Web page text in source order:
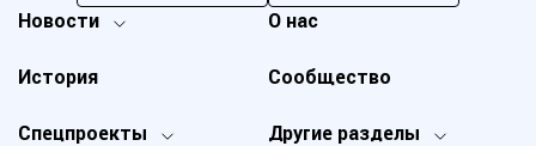
Новости
Спецпроекты Другие разделы
История
О нас
Сообщество